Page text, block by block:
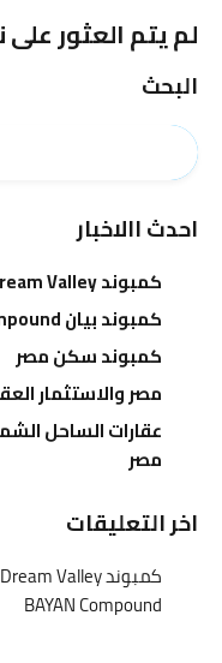
لم يتم العثور على
البحث
احدث االاخبار
كمبوند Dream Valley
كمبوند بيان BAYAN Compound
كمبوند سكن مصر
مصر والاستثمار
عقارات الساحل
مصر
اخر التعليقات
كمبوند Dream Valley - بوابة مصر العقارية
BAYAN Compound